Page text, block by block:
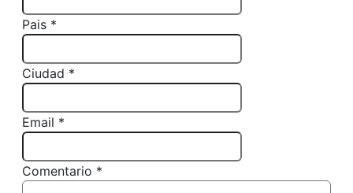
Pais *
Ciudad *
Email *
Comentario *